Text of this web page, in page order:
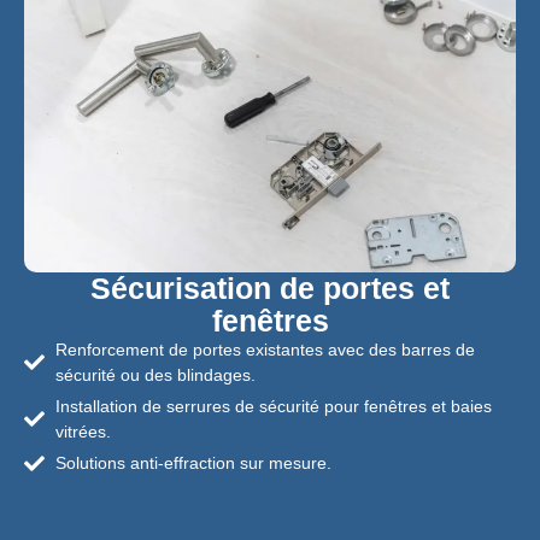
Sécurisation de portes et
fenêtres
Renforcement de portes existantes avec des barres de
sécurité ou des blindages.
Installation de serrures de sécurité pour fenêtres et baies
vitrées.
Solutions anti-effraction sur mesure.